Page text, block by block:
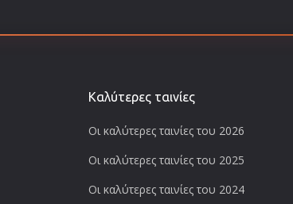
Καλύτερες ταινίες
Οι καλύτερες ταινίες του 2026
Οι καλύτερες ταινίες του 2025
Οι καλύτερες ταινίες του 2024